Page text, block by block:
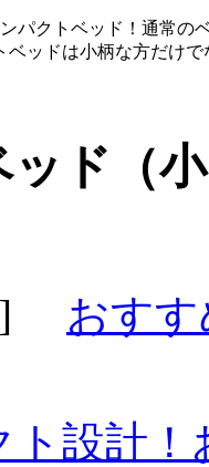
パクトベッド！通常の
ッドは小柄な方だけ
ッド（
] おす
ト設計